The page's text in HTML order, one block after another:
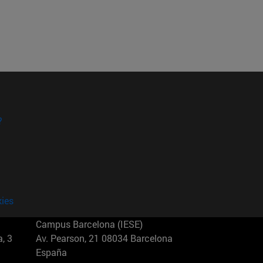
3
Campus Barcelona (IESE)
Av. Pearson, 21 08034 Barcelona
España